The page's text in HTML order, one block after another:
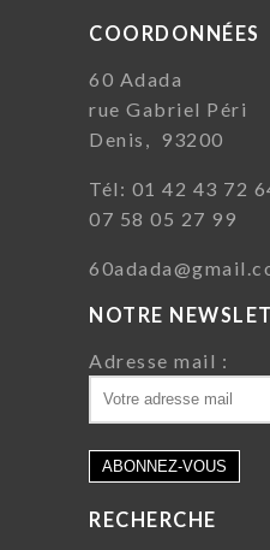
COORDONNÉES
60
rue Gabriel
Denis, 93200
Tél: 01 42
07 58 05 27 99
NOTRE
Adresse mail :
RECHERCHE